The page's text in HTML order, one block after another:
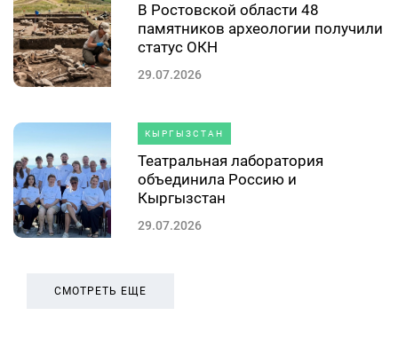
В Ростовской области 48
памятников археологии получили
статус ОКН
29.07.2026
КЫРГЫЗСТАН
Театральная лаборатория
объединила Россию и
Кыргызстан
29.07.2026
СМОТРЕТЬ ЕЩЕ